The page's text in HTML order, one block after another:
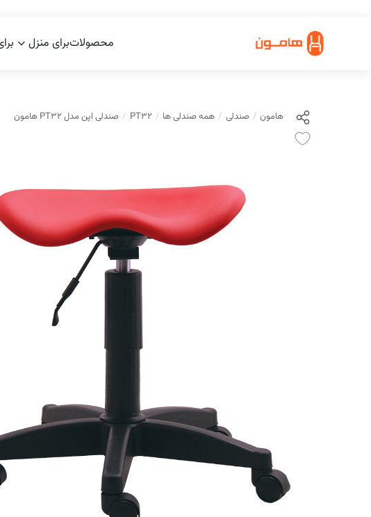
محصولاتبرای منزل
هامون صندلی همه صندلی ها PT32 صندلی اپن مدل PT32 هامون